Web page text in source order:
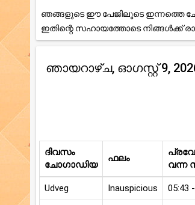
ഞങ്ങളുടെ ഈ പേജിലൂടെ ഇന്നത്തെ
ഇതിന്റെ സഹായത്തോടെ നിങ്ങൾക്ക്
ഞായറാഴ്ച, ഓഗസ്റ്റ് 9,
ദിവസം
ചോഗാഡിയ
ഫലം
വന്ന
Udveg Inauspicious 05:43